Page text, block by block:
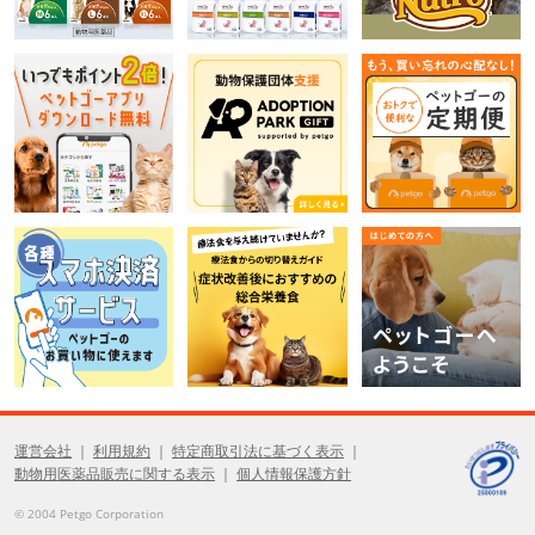
運営会社 利用規約
特定商取引法に基づく表示
動物用医薬品販売に関する表示
個人情報保護方針
© 2004 Petgo Corporation